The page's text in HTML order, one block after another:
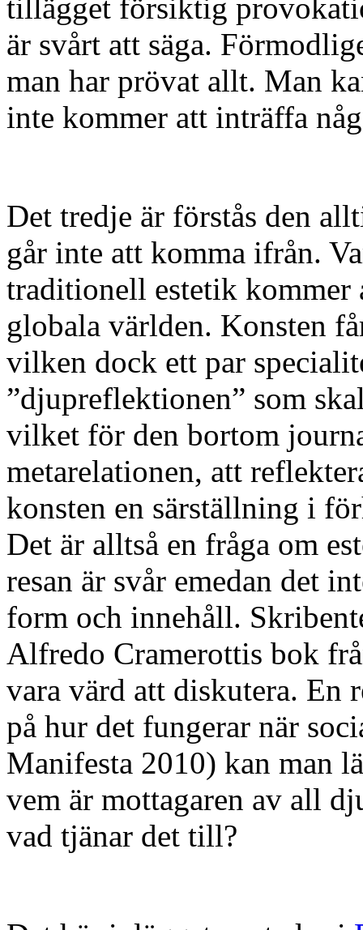
tillägget försiktig
är svårt att säga.
man har prövat allt. Man
inte kommer att inträffa
Det tredje är förstås den
går inte att komma ifrån.
traditionell estetik
globala världen. Konsten
vilken dock ett par
”djupreflektionen” som
vilket för den bortom
metarelationen, att
konsten en särställning i
Det är alltså en fråga om
resan är svår emedan det
form och innehåll.
Alfredo Cramerottis bok
vara värd att diskutera. En
på hur det fungerar när
Manifesta 2010) kan man
vem är mottagaren av all
vad tjänar det till?